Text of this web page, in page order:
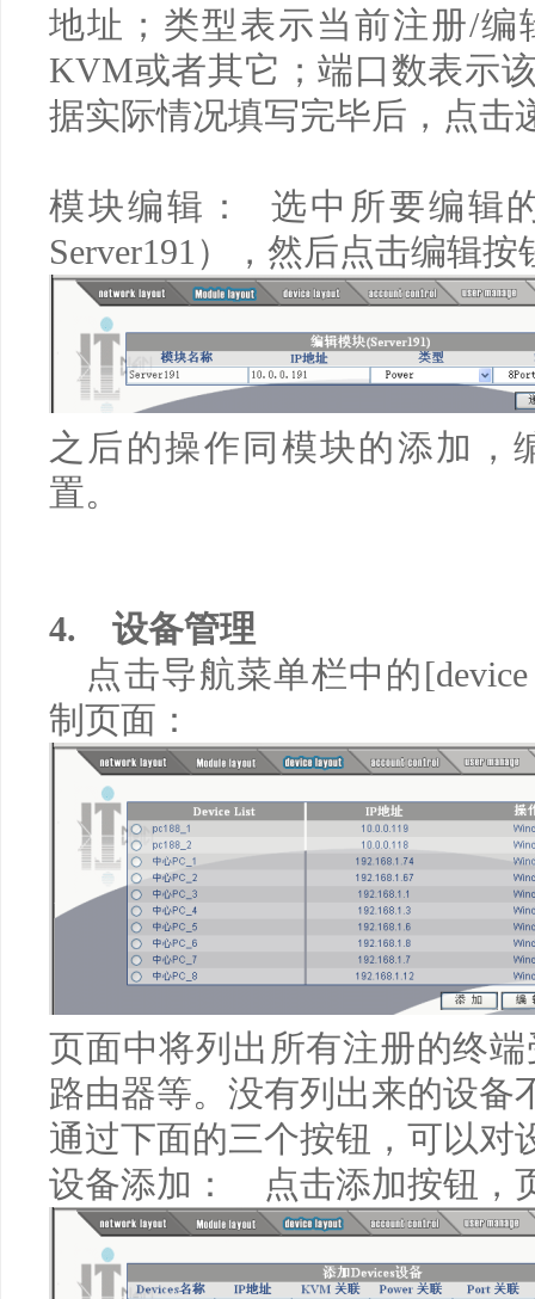
地址；类型表示当前注册/编
KVM或者其它；端口数表示
据实际情况填写完毕后，点击
模块编辑： 选中所要编辑
Server191 ），然后点击编辑
之后的操作同模块的添加，
置。
4. 设备管理
点击导航菜单栏中的
制页面：
页面中将列出所有注册的终
路由器等。没有列出来的设备
通过下面的三个按钮，可以对
设备添加： 点击添加按钮，